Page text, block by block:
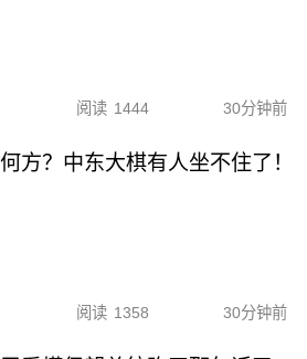
阅读 1444 30分钟前
方？中东大棋有人坐不住了！
阅读 1358 30分钟前